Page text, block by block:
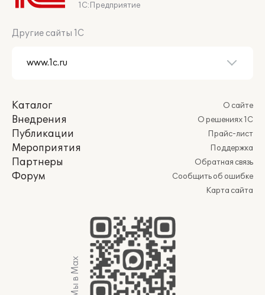
1С:Предприятие
Другие сайты 1С
Каталог
Внедрения
Публикации
Мероприятия
Партнеры
Форум
О сайте
О решениях 1С
Прайс-лист
Поддержка
Обратная связь
Сообщить об ошибке
Карта сайта
Мы в Max